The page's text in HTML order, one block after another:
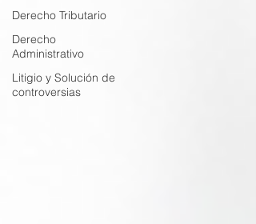
Derecho Tributario
Derecho
Administrativo
Litigio y Solución de
controversias